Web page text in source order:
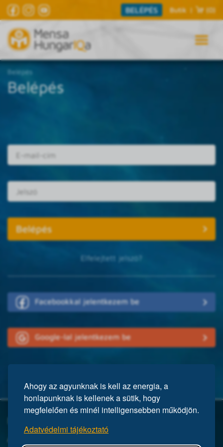
Ahogy az agyunknak is kell az energia, a
honlapunknak is kellenek a sütik, hogy
megfelelően és minél intelligensebben működjön.
Adatvédelmi tájékoztató
BELÉPÉS Butik | (0)
Belépés
Belépés
Elfelejtett jelszó?
Facebookkal jelentkezem be
Google-lal jelentkezem be
A Mensa egy nemzetközi egyesület, közel 150 ezer taggal a világ